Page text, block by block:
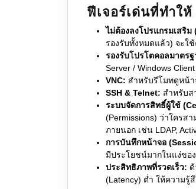
ฟีเจอร์เด่นที่ทำใ
ไม่ต้องลงโปรแกรมเสริ
รองรับทั้งหมดแล้ว) จะใ
รองรับโปรโตคอลมาตร
Server / Windows Client
VNC: สำหรับรีโมทดูหน้า
SSH & Telnet: สำหรับส
ระบบจัดการสิทธิ์ผู้ใช้
(Permissions) ว่าใครส
ภายนอก เช่น LDAP,
การบันทึกหน้าจอ
มีประโยชน์มากในแง่ขอ
ประสิทธิภาพที่รวดเร็ว:
(Latency) ต่ำ ให้ความรู้